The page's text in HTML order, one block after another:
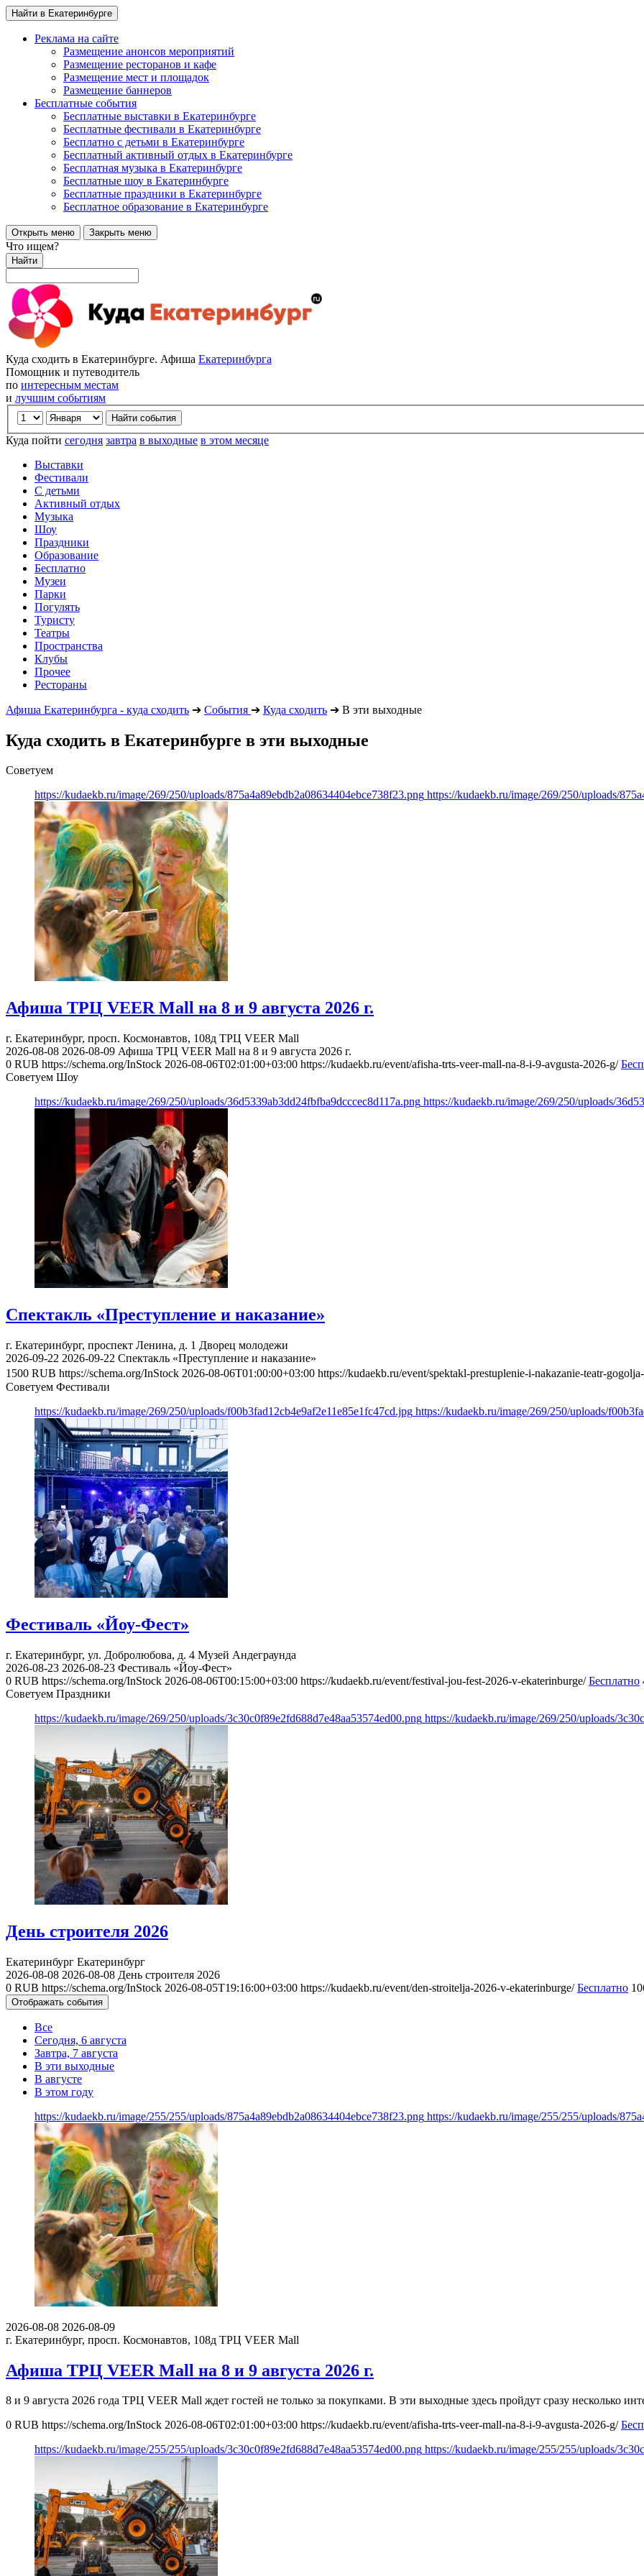
Найти в Екатеринбурге
Реклама на сайте
Размещение анонсов мероприятий
Размещение ресторанов и кафе
Размещение мест и площадок
Размещение баннеров
Бесплатные события
Бесплатные выставки в Екатеринбурге
Бесплатные фестивали в Екатеринбурге
Бесплатно с детьми в Екатеринбурге
Бесплатный активный отдых в Екатеринбурге
Бесплатная музыка в Екатеринбурге
Бесплатные шоу в Екатеринбурге
Бесплатные праздники в Екатеринбурге
Бесплатное образование в Екатеринбурге
Открыть меню Закрыть меню
Что ищем?
Найти
Куда сходить в Екатеринбурге. Афиша Екатеринбурга
Помощник и путеводитель
по интересным местам
и лучшим событиям
Куда пойти сегодня завтра в выходные в этом месяце
Выставки
Фестивали
С детьми
Активный отдых
Музыка
Шоу
Праздники
Образование
Бесплатно
Музеи
Парки
Погулять
Туристу
Театры
Пространства
Клубы
Прочее
Рестораны
Афиша Екатеринбурга - куда сходить ➔ События ➔ Куда сходить ➔ В эти выходные
Куда сходить в Екатеринбурге в эти выходные
Советуем
https://kudaekb.ru/image/269/250/uploads/875a4a89ebdb2a08634404ebce738f23.png https://kudaekb.ru/image/269/250/uploads/
Афиша ТРЦ VEER Mall на 8 и 9 августа 2026 г.
г. Екатеринбург, просп. Космонавтов, 108д ТРЦ VEER Mall
2026-08-08 2026-08-09 Афиша ТРЦ VEER Mall на 8 и 9 августа 2026 г.
0 RUB https://schema.org/InStock 2026-08-06T02:01:00+03:00 https://kudaekb.ru/event/afisha-trts-veer-mall-na-8-i-9-avgusta-2026-g/
Советуем Шоу
https://kudaekb.ru/image/269/250/uploads/36d5339ab3dd24fbfba9dcccec8d117a.png https://kudaekb.ru/image/269/250/uploads/
Спектакль «Преступление и наказание»
г. Екатеринбург, проспект Ленина, д. 1 Дворец молодежи
2026-09-22 2026-09-22 Спектакль «Преступление и наказание»
1500 RUB https://schema.org/InStock 2026-08-06T01:00:00+03:00 https://kudaekb.ru/event/spektakl-prestuplenie-i-nakazanie-teatr-
Советуем Фестивали
https://kudaekb.ru/image/269/250/uploads/f00b3fad12cb4e9af2e11e85e1fc47cd.jpg https://kudaekb.ru/image/269/250/uploads/
Фестиваль «Йоу-Фест»
г. Екатеринбург, ул. Добролюбова, д. 4 Музей Андеграунда
2026-08-23 2026-08-23 Фестиваль «Йоу-Фест»
0 RUB https://schema.org/InStock 2026-08-06T00:15:00+03:00 https://kudaekb.ru/event/festival-jou-fest-2026-v-ekaterinburge/ Бесплатно
Советуем Праздники
https://kudaekb.ru/image/269/250/uploads/3c30c0f89e2fd688d7e48aa53574ed00.png https://kudaekb.ru/image/269/250/uploads/
День строителя 2026
Екатеринбург Екатеринбург
2026-08-08 2026-08-08 День строителя 2026
0 RUB https://schema.org/InStock 2026-08-05T19:16:00+03:00 https://kudaekb.ru/event/den-stroitelja-2026-v-ekaterinburge/ Бесплатно
Отображать события
Все
Сегодня, 6 августа
Завтра, 7 августа
В эти выходные
В августе
В этом году
https://kudaekb.ru/image/255/255/uploads/875a4a89ebdb2a08634404ebce738f23.png https://kudaekb.ru/image/255/255/uploads/
2026-08-08 2026-08-09
г. Екатеринбург, просп. Космонавтов, 108д ТРЦ VEER Mall
Афиша ТРЦ VEER Mall на 8 и 9 августа 2026 г.
8 и 9 августа 2026 года ТРЦ VEER Mall ждет гостей не только за покупками. В эти выходные здесь пройдут сразу несколько
0 RUB https://schema.org/InStock 2026-08-06T02:01:00+03:00 https://kudaekb.ru/event/afisha-trts-veer-mall-na-8-i-9-avgusta-2026-g/
https://kudaekb.ru/image/255/255/uploads/3c30c0f89e2fd688d7e48aa53574ed00.png https://kudaekb.ru/image/255/255/uploads/